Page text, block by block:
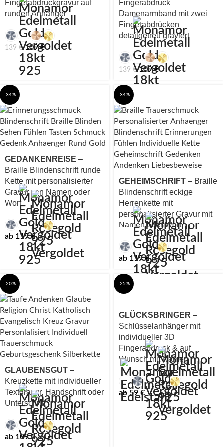
Fingerabdruckgravur auf
runden Anhänger
139€ 109€
Fingerabdruck
Damenarmband mit zwei
Fingerabdrücken
detailgetreu graviert
139€ 109€
-34%
GEDANKENREISE –
Braille Blindenschrift runde
Kette mit personalisierter
Gravur von Namen oder
Wort
ab 119€
-34%
GEHEIMSCHRIFT – Braille
Blindenschrift eckige
Herrenkette mit
personalisierter Gravur mit
Namen oder Wort
ab 119€
-20%
GLAUBENSGUT –
Kreuzkette mit individueller
Textgravur, Handschrift oder
Unterschrift
ab 109€
-25%
GLÜCKSBRINGER –
Schlüsselanhänger mit
individueller 3D
Fingerabdruck & auf
Wunsch mit Namen
ab 59 €